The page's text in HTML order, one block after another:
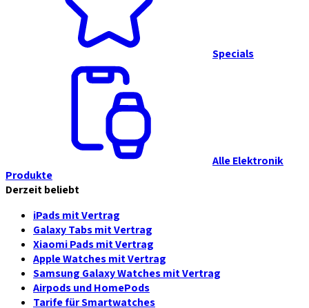
Specials
Alle Elektronik
Produkte
Derzeit beliebt
iPads mit Vertrag
Galaxy Tabs mit Vertrag
Xiaomi Pads mit Vertrag
Apple Watches mit Vertrag
Samsung Galaxy Watches mit Vertrag
Airpods und HomePods
Tarife für Smartwatches